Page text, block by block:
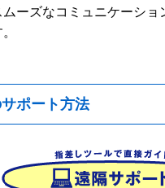
ムーズなコミュニケーショ
ポート方法